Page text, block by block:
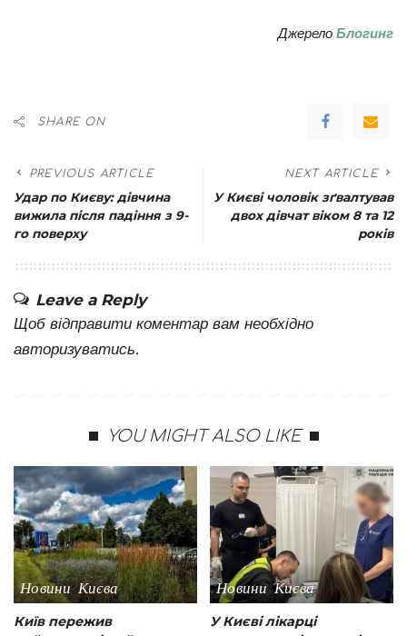
ДжерелоБлогинг
SHARE ON
PREVIOUS ARTICLE
Удар по Києву: дівчина
вижила після падіння з 9-
го поверху
NEXT ARTICLE
У Києві чоловік зґвалтував
двох дівчат віком 8 та 12
років
Leave a Reply
Щоб відправити коментар вам необхідно
авторизуватись.
YOU MIGHT ALSO LIKE
Новини Києва
Київ пережив
Новини Києва
У Києві лікарці